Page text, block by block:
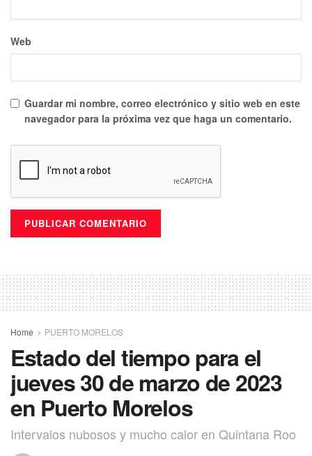
Web
Guardar mi nombre, correo electrónico y sitio web en este
navegador para la próxima vez que haga un comentario.
Home PUERTO MORELOS
Estado del tiempo para el
jueves 30 de marzo de 2023
en Puerto Morelos
Intervalos nubosos y mucho calor en Quintana Roo